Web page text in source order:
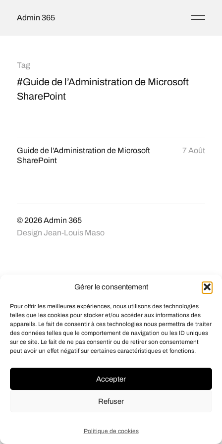
Gérer le consentement
Pour offrir les meilleures expériences, nous utilisons des technologies
telles que les cookies pour stocker et/ou accéder aux informations des
appareils. Le fait de consentir à ces technologies nous permettra de traiter
des données telles que le comportement de navigation ou les ID uniques
sur ce site. Le fait de ne pas consentir ou de retirer son consentement
peut avoir un effet négatif sur certaines caractéristiques et fonctions.
Accepter
Refuser
Politique de cookies
Admin 365
Tag
#Guide de l’Administration de Microsoft
SharePoint
Guide de l’Administration de Microsoft
SharePoint
7 Août
© 2026Admin 365
Design Jean-Louis Maso